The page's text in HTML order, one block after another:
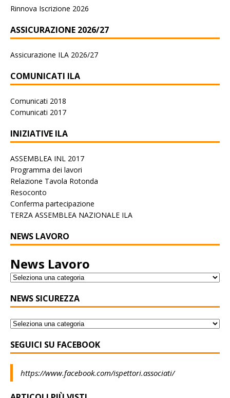
Rinnova Iscrizione 2026
ASSICURAZIONE 2026/27
Assicurazione ILA 2026/27
COMUNICATI ILA
Comunicati 2018
Comunicati 2017
INIZIATIVE ILA
ASSEMBLEA INL 2017
Programma dei lavori
Relazione Tavola Rotonda
Resoconto
Conferma partecipazione
TERZA ASSEMBLEA NAZIONALE ILA
NEWS LAVORO
News Lavoro
NEWS SICUREZZA
SEGUICI SU FACEBOOK
https://www.facebook.com/ispettori.associati/